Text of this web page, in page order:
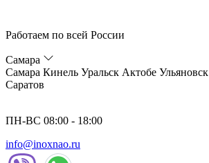
Работаем по всей России
Самара
Самара Кинель Уральск Актобе Ульяновск
Саратов
ПН-ВС 08:00 - 18:00
info@inoxnao.ru